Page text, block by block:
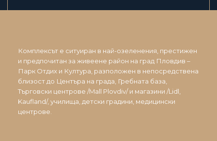
Комплексът е ситуиран в най-озеленения, престижен
и предпочитан за живеене район на град Пловдив –
Парк Отдих и Култура, разположен в непосредствена
близост до Центъра на града, Гребната база,
Търговски центрове /Mall Plovdiv/ и магазини /Lidl,
Kaufland/, училища, детски градини, медицински
центрове.